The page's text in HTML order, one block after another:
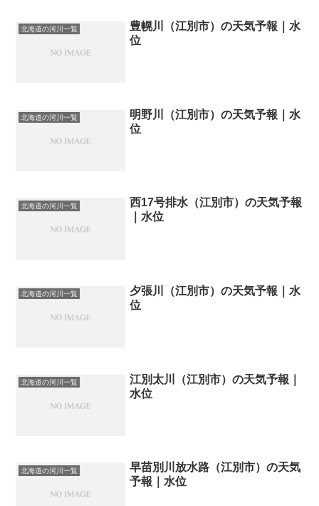
北海道の河川一覧
豊幌川（江別市）の天気予報｜水
位
北海道の河川一覧
明野川（江別市）の天気予報｜水
位
北海道の河川一覧
西17号排水（江別市）の天気予報
｜水位
北海道の河川一覧
夕張川（江別市）の天気予報｜水
位
北海道の河川一覧
江別太川（江別市）の天気予報｜
水位
北海道の河川一覧
早苗別川放水路（江別市）の天気
予報｜水位